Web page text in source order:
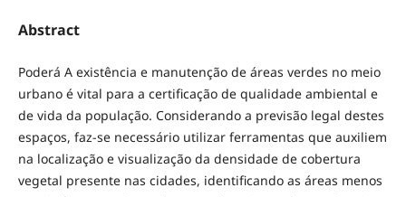
Abstract
Poderá A existência e manutenção de áreas verdes no meio
urbano é vital para a certificação de qualidade ambiental e
de vida da população. Considerando a previsão legal destes
espaços, faz-se necessário utilizar ferramentas que auxiliem
na localização e visualização da densidade de cobertura
vegetal presente nas cidades, identificando as áreas menos